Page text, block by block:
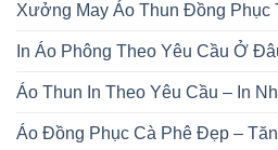
Xưởng May Áo Thun Đồng Phục
In Áo Phông Theo Yêu Cầu Ở
Áo Thun In Theo Yêu Cầu – In
Áo Đồng Phục Cà Phê Đẹp –